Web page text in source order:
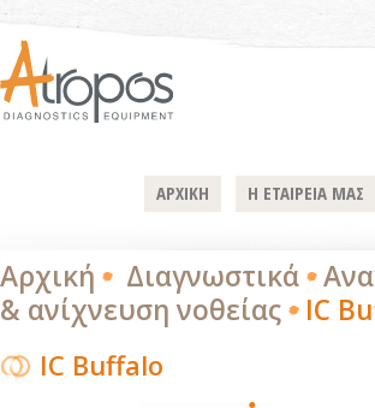
ΑΡΧΙΚΗ Η ΕΤΑΙΡΕΙΑ ΜΑΣ
Αρχική Διαγνωστικά
& ανίχνευση νοθείας
IC
IC Buffalo